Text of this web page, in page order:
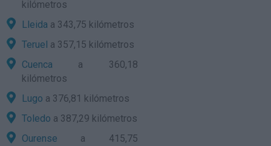
kilómetros
Lleida a 343,75 kilómetros
Teruel a 357,15 kilómetros
Cuenca a 360,18
kilómetros
Lugo a 376,81 kilómetros
Toledo a 387,29 kilómetros
Ourense a 415,75